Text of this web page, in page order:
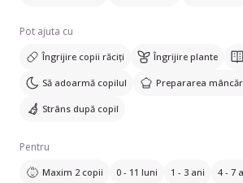
Pot ajuta cu
Îngrijire copii răciți Îngrijire plante
Să adoarmă copilul Prepararea
Strâns după copil
Pentru
Maxim 2 copii 0 - 11 luni 1 - 3 ani 4 - 7